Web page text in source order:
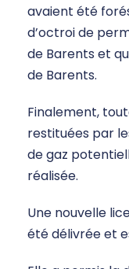
avaient été
d’octroi de
de Barents et
de Barents.
Finalement,
restituées par
de gaz
réalisée.
Une nouvelle
été délivrée et